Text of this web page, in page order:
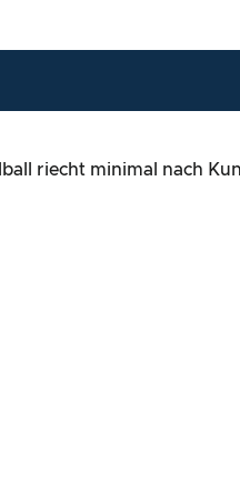
riecht minimal nach